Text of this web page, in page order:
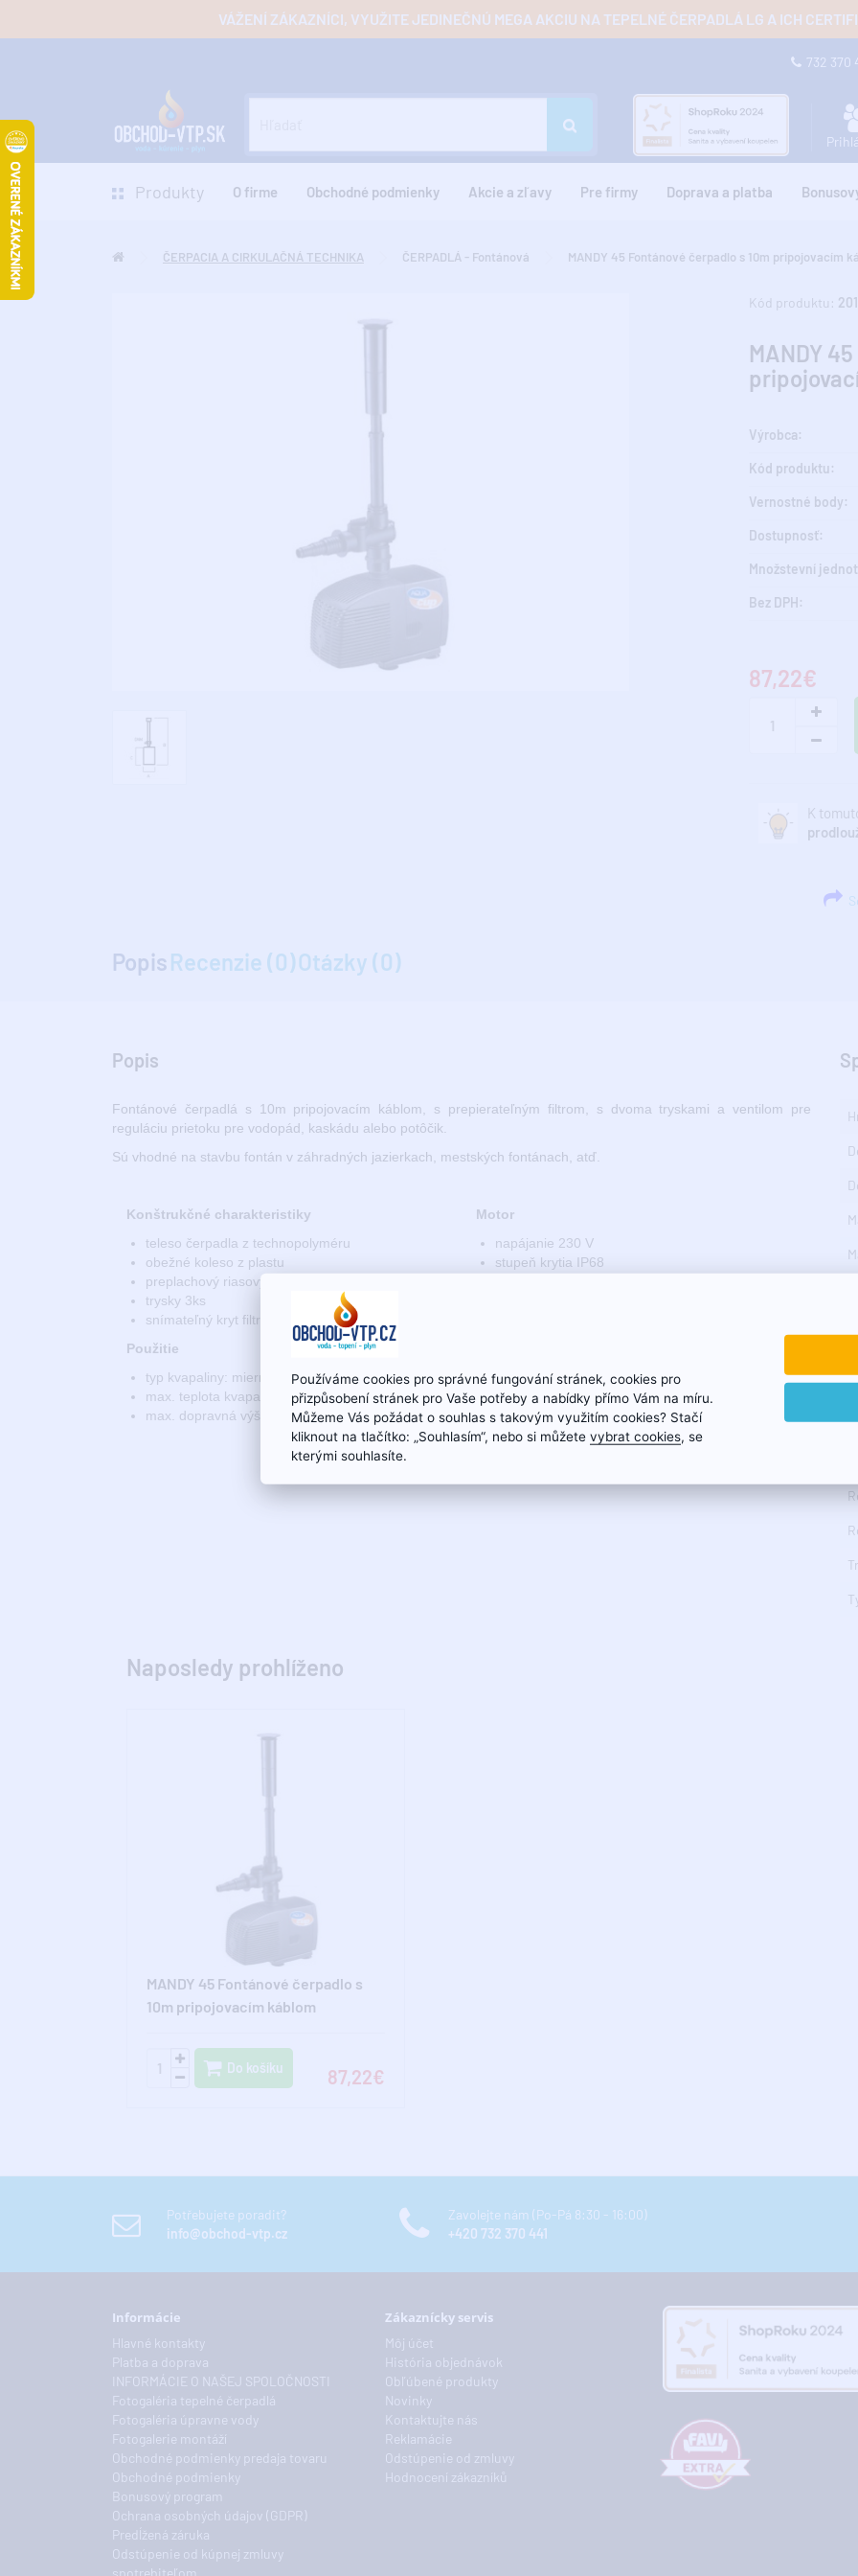
VÁŽENÍ ZÁKAZNÍCI, VYUŽITE JEDINEČNÚ MEGA AKCIU NA TEPELNÉ ČERPADLÁ LG A ICH
732 370
Produkty O firme Obchodné podmienky Akcie a zľavy Pre firmy Doprava a platba
ČERPACIA A CIRKULAČNÁ TECHNIKA ČERPADLÁ - Fontánová MANDY 45 Fontánové čerpadlo s 10m pripojovacím
Kód produktu: 201
MANDY
Výrobca:
Kód produktu:
Vernostné body:
Dostupnosť:
Množstevní
Bez DPH:
87,22€
K
PopisRecenzie (0)Otázky (0)
Popis
Fontánové čerpadlá s 10m pripojovacím káblom, s prepierateľným filtrom, s dvoma tryskami a ventilom pre
reguláciu prietoku pre vodopád, kaskádu alebo potôčik.
Sú vhodné na stavbu fontán v záhradných jazierkach, mestských fontánach, atď.
Konštrukčné charakteristiky
teleso čerpadla z technopolyméru
obežné koleso z plastu
preplachový riasový filter
trysky 3ks
snímateľný kryt filtra
Motor
napájanie 230 V
stupeň krytia IP68
Použitie
typ kvapaliny: mierne znečistená voda
max. teplota kvapaliny 35 °C
max. dopravná výška podľa použitej trysky
bytové fontány
záhradné jazierka
prekysličovanie vody
čerpadlo pre filtrácie
Naposledy prohlíženo
MANDY 45 Fontánové čerpadlo s
10m pripojovacím káblom
Do košíku 87,22€
Potřebujete poradit?
info@obchod-vtp.cz
Zavolejte nám (Po-Pá 8:30 - 16:00)
+420 732 370 441
Informácie
Hlavné kontakty
Platba a doprava
INFORMÁCIE O NAŠEJ SPOLOČNOSTI
Fotogaléria tepelné čerpadlá
Fotogaléria úpravne vody
Fotogalerie montáží
Obchodné podmienky predaja tovaru
Obchodné podmienky
Bonusový program
Ochrana osobných údajov (GDPR)
Predĺžená záruka
Odstúpenie od kúpnej zmluvy
spotrebiteľom
Zákaznícky servis
Môj účet
História objednávok
Obľúbené produkty
Novinky
Kontaktujte nás
Reklamácie
Odstúpenie od zmluvy
Hodnocení zákazníků
Používáme cookies pro správné fungování stránek, cookies pro
přizpůsobení stránek pro Vaše potřeby a nabídky přímo Vám na míru.
Můžeme Vás požádat o souhlas s takovým využitím cookies? Stačí
kliknout na tlačítko: „Souhlasím“, nebo si můžete vybrat cookies, se
kterými souhlasíte.